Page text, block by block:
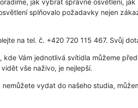
splňovalo požadavky nejen
na tel. č. +420 720 115 467. Svůj
, kde Vám jednotlivá svítidla můžeme
vše naživo, je nejlepší.
vydat do našeho studia,